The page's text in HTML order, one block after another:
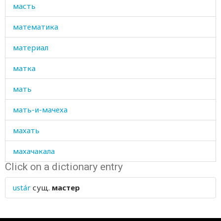
масть
математика
материал
матка
мать
мать-и-мачеха
махать
махачакала
махорка
мачеха
Click on a dictionary entry
ustár сущ. мастер